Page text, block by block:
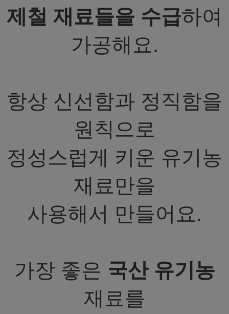
제철 재료들을 수급하여
가공해요.
항상 신선함과 정직함을
원칙으로
정성스럽게 키운 유기농
재료만을
사용해서 만들어요.
가장 좋은 국산 유기농
재료를